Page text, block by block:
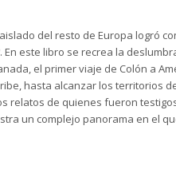
del resto de Europa logró
este libro se recrea la
el primer viaje de Colón a
hasta alcanzar los territorios
relatos de quienes fueron
un complejo panorama en el